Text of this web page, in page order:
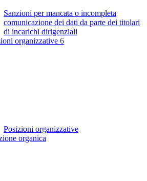
Sanzioni per mancata o incompleta
comunicazione dei dati da parte dei titolari
di incarichi dirigenziali
organizzative 6
Posizioni organizzative
organica